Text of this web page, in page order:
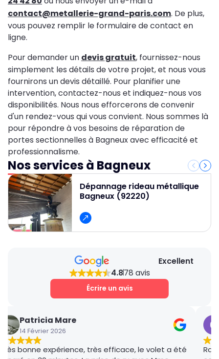
contact@metallerie-grand-paris.com. De plus,
vous pouvez remplir le formulaire de contact en
ligne.
Pour demander un devis gratuit, fournissez-nous
simplement les détails de votre projet, et nous vous
fournirons un devis détaillé. Pour planifier une
intervention, contactez-nous et indiquez-nous vos
disponibilités. Nous nous efforcerons de convenir
d'un rendez-vous qui vous convient. Nous sommes là
pour répondre à vos besoins de réparation de
portes sectionnelles à Bagneux avec efficacité et
professionnalisme.
Nos services à Bagneux
Dépannage rideau métallique
Bagneux (92220)
Excellent
4.878 avis
Écrire un avis
Patricia Mare
14 Février 2026
Très bonne expérience, très efficace, le volet a été